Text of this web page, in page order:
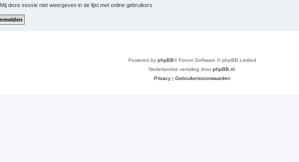
Mij deze sessie niet weergeven in de lijst met online gebruikers
Powered by phpBB® Forum Software © phpBB Limited
Nederlandse vertaling doorphpBB.nl
Privacy | Gebruikersvoorwaarden